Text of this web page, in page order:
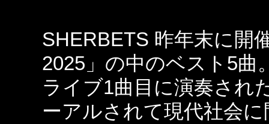
SHERBETS 昨年末に開
2025」の中のベスト5曲
ライブ1曲目に演奏され
ーアルされて現代社会